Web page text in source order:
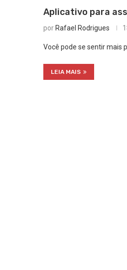
Aplicativo para
por Rafael Rodrigues
Você pode se sentir mais
LEIA MAIS